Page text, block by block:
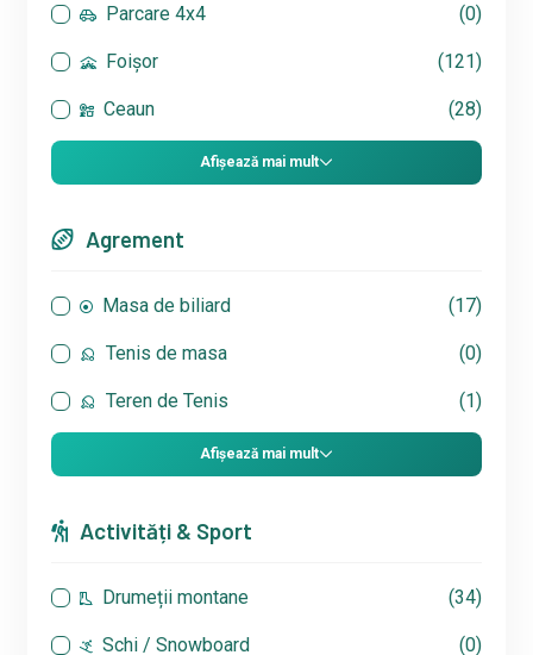
Parcare 4x4 (0)
Foișor (121)
Ceaun (28)
Afișează mai mult
Agrement
Masa de biliard (17)
Tenis de masa (0)
Teren de Tenis (1)
Afișează mai mult
Activități & Sport
Drumeții montane (34)
Schi / Snowboard (0)